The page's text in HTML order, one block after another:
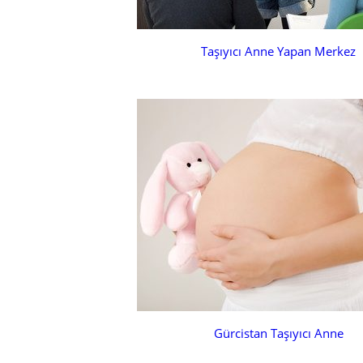
Taşıyıcı Anne Yapan Merkez
Gürcistan Taşıyıcı Anne